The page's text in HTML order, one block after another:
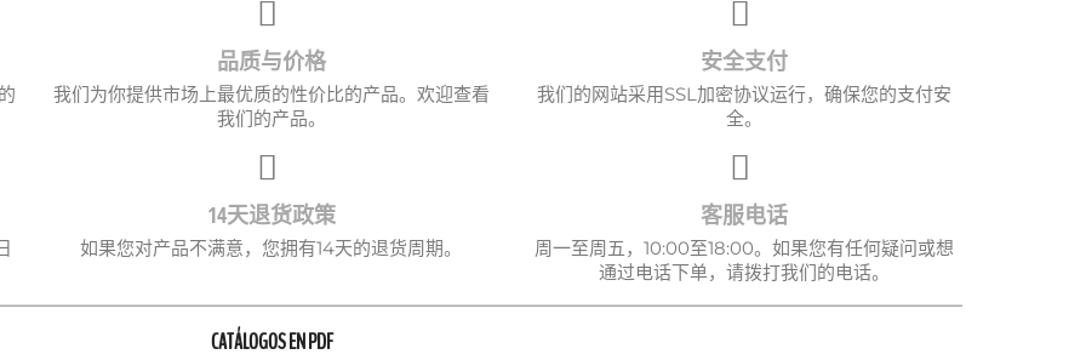
品质与价格
我们为你提供市场上最优质的性价比的产品。欢迎查看
我们的产品。
安全支付
我们的网站采用SSL加密协议运行，确保您的支付安
全。
14天退货政策
如果您对产品不满意，您拥有14天的退货周期。
客服电话
周一至周五，10:00至18:00。如果您有任何疑问或想
通过电话下单，请拨打我们的电话。
CATÁLOGOS EN PDF